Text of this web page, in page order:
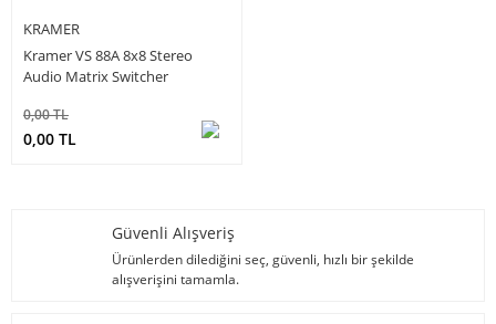
KRAMER
Kramer VS 88A 8x8 Stereo
Audio Matrix Switcher
0,00 TL
0,00 TL
Güvenli Alışveriş
Ürünlerden dilediğini seç, güvenli, hızlı bir şekilde
alışverişini tamamla.